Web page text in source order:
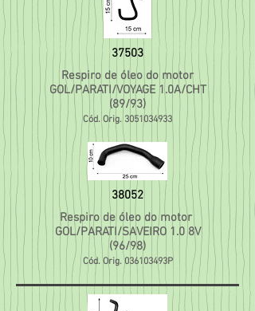
37503
Respiro de óleo do motor
GOL/PARATI/VOYAGE 1.0A/CHT
(89/93)
Cód. Orig. 3051034933
38052
Respiro de óleo do motor
GOL/PARATI/SAVEIRO 1.0 8V
(96/98)
Cód. Orig. 036103493P